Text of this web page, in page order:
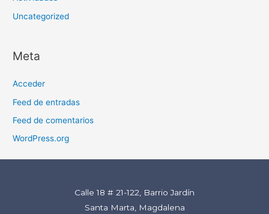
Uncategorized
Meta
Acceder
Feed de entradas
Feed de comentarios
WordPress.org
Calle 18 # 21-122, Barrio Jardín
Santa Marta, Magdalena